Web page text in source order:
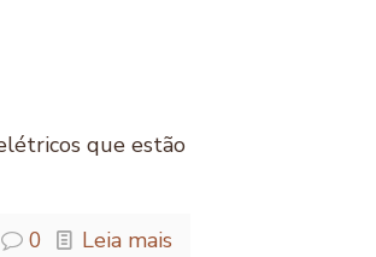
que estão
0 Leia mais